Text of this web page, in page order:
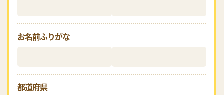
お名前ふりがな
都道府県